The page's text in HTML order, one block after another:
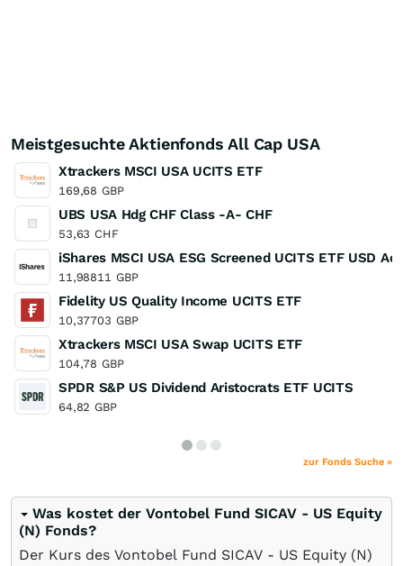
Meistgesuchte Aktienfonds All Cap USA
Xtrackers MSCI USA UCITS ETF
169,68 GBP
UBS USA Hdg CHF Class -A- CHF
53,63 CHF
iShares MSCI USA ESG Screened UCITS ETF USD Acc
11,98811 GBP
Fidelity US Quality Income UCITS ETF
10,37703 GBP
Xtrackers MSCI USA Swap UCITS ETF
104,78 GBP
SPDR S&P US Dividend Aristocrats ETF UCITS
64,82 GBP
zur Fonds Suche »
Was kostet der Vontobel Fund SICAV - US Equity
(N) Fonds?
Der Kurs des Vontobel Fund SICAV - US Equity (N)